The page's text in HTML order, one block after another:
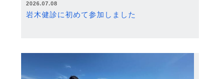
2026.07.08
岩木健診に初めて参加しました